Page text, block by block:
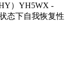
）YH5WX -
态下自我恢复性